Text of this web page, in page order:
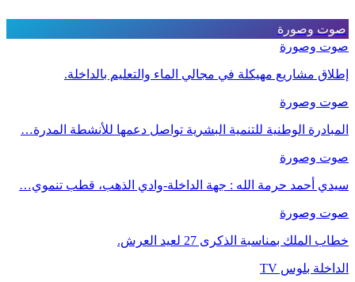
صوت وصورة
صوت وصورة
إطلاق مشاريع مهيكلة في مجالي الماء والتعليم بالداخلة.
صوت وصورة
المبادرة الوطنية للتنمية البشرية تواصل دعمها للأنشطة المدرة…
صوت وصورة
سيدي أحمد حرمة الله : جهة الداخلة-وادي الذهب، قطب تنموي…
صوت وصورة
خطاب الملك بمناسبة الذكرى 27 لعيد العرش.
الداخلة بلوس TV